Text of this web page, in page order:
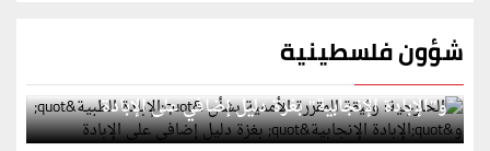
شؤون فلسطينية
الخارجية: وثيقة المقررة الأممية بشأن "الإبادة الطبية"
و"الإبادة الإنجابية" بغزة دليل إضافي على الإبادة